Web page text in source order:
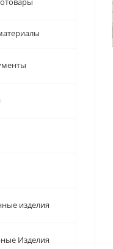
изделия
Изделия